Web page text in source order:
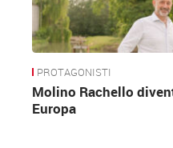
PROTAGONISTI
Molino Rachello
Europa